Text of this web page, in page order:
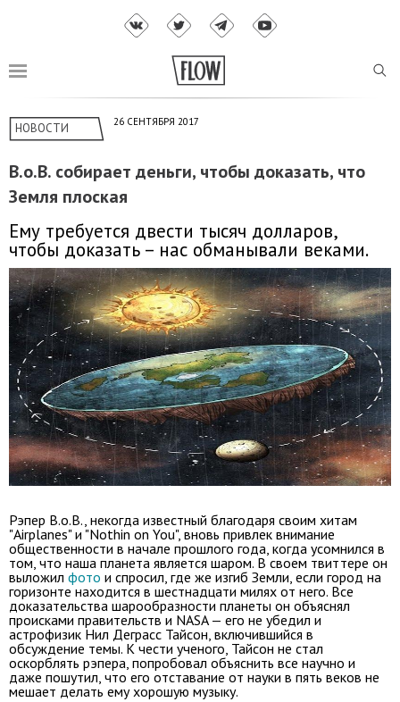
НОВОСТИ 26 СЕНТЯБРЯ 2017
B.o.B. собирает деньги, чтобы доказать, что
Земля плоская
Ему требуется двести тысяч долларов,
чтобы доказать – нас обманывали веками.
Рэпер B.o.B., некогда известный благодаря своим хитам
"Airplanes" и "Nothin on You", вновь привлек внимание
общественности в начале прошлого года, когда усомнился в
том, что наша планета является шаром. В своем твиттере он
выложил фото и спросил, где же изгиб Земли, если город на
горизонте находится в шестнадцати милях от него. Все
доказательства шарообразности планеты он объяснял
происками правительств и NASA — его не убедил и
астрофизик Нил Деграсс Тайсон, включившийся в
обсуждение темы. К чести ученого, Тайсон не стал
оскорблять рэпера, попробовал объяснить все научно и
даже пошутил, что его отставание от науки в пять веков не
мешает делать ему хорошую музыку.